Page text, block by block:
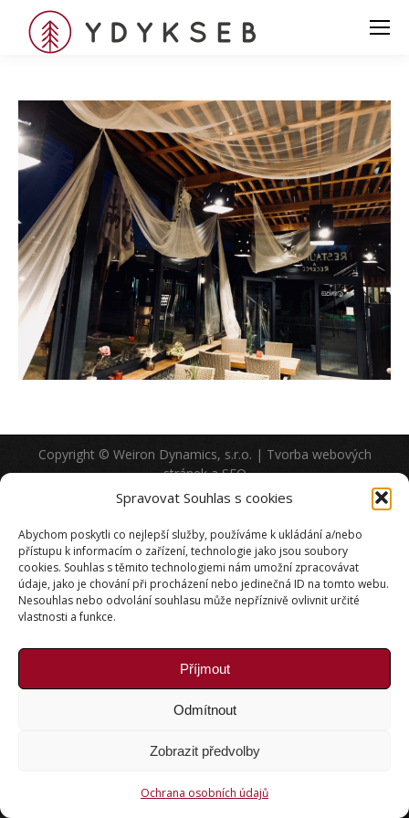
Spravovat Souhlas s cookies
Abychom poskytli co nejlepší služby, používáme k ukládání a/nebo
přístupu k informacím o zařízení, technologie jako jsou soubory
cookies. Souhlas s těmito technologiemi nám umožní zpracovávat
údaje, jako je chování při procházení nebo jedinečná ID na tomto webu.
Nesouhlas nebo odvolání souhlasu může nepříznivě ovlivnit určité
vlastnosti a funkce.
Příjmout
Odmítnout
Zobrazit předvolby
Ochrana osobních údajů
Copyright © Weiron Dynamics, s.r.o. | Tvorba webových
stránekaSEO